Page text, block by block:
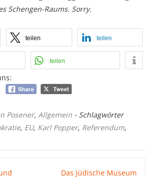
Schengen-Raums. Sorry.
teilen teilen
teilen
Posener, Allgemein - Schlagwörter
, EU, Karl Popper, Referendum,
Das Jüdische Museum